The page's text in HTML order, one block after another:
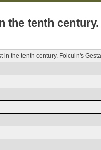
the tenth
in the tenth century. Folcuin's